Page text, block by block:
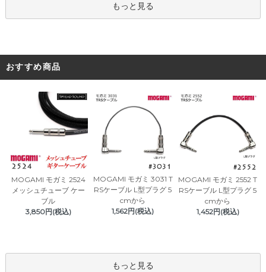
もっと見る
おすすめ商品
MOGAMI モガミ 2524
メッシュチューブ ケー
ブル
3,850円(税込)
MOGAMI モガミ 3031 T
RSケーブル L型プラグ 5
cmから
1,562円(税込)
MOGAMI モガミ 2552 T
RSケーブル L型プラグ 5
cmから
1,452円(税込)
もっと見る